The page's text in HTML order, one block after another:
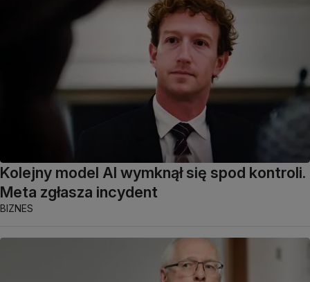
Kolejny model AI wymknął się spod kontroli.
Meta zgłasza incydent
BIZNES